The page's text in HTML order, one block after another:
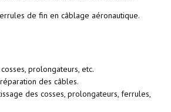
de fin en câblage aéronautique.
prolongateurs, etc.
des câbles.
des cosses, prolongateurs, ferrules,